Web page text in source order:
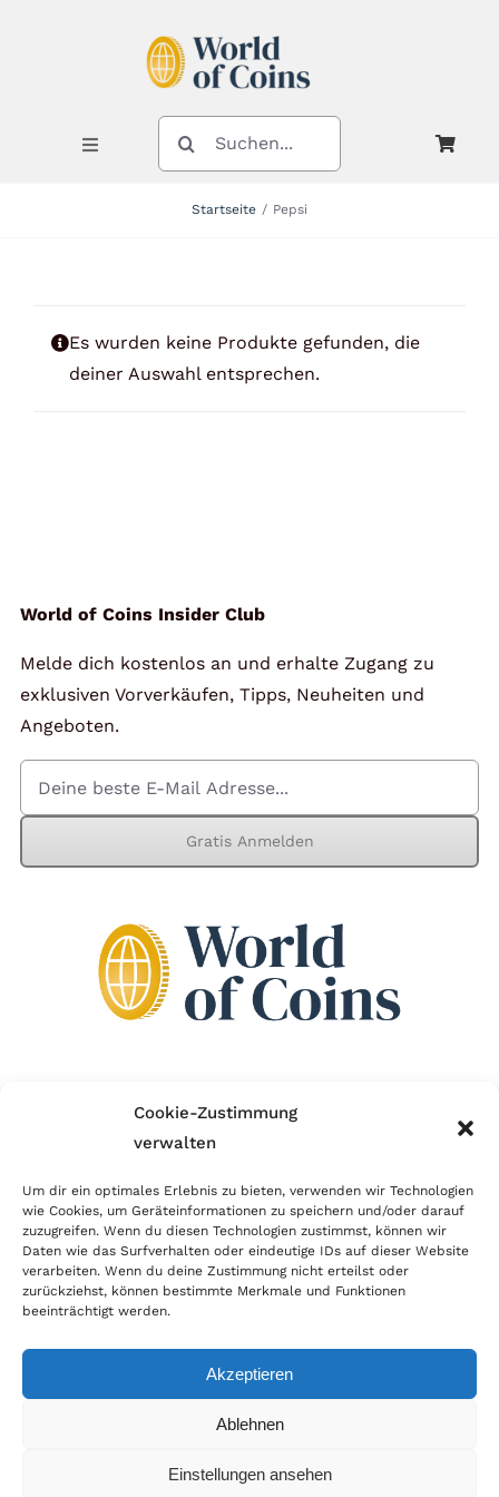
Cookie-Zustimmung
verwalten
Um dir ein optimales Erlebnis zu bieten, verwenden wir Technologien
wie Cookies, um Geräteinformationen zu speichern und/oder darauf
zuzugreifen. Wenn du diesen Technologien zustimmst, können wir
Daten wie das Surfverhalten oder eindeutige IDs auf dieser Website
verarbeiten. Wenn du deine Zustimmung nicht erteilst oder
zurückziehst, können bestimmte Merkmale und Funktionen
beeinträchtigt werden.
Akzeptieren
Ablehnen
Einstellungen ansehen
Toggle
Navigation
Kontakt
Mein Konto
Warenkorb
SUCHE
NACH:
Startseite Pepsi
Es wurden keine Produkte gefunden, die
deiner Auswahl entsprechen.
World of Coins Insider Club
Melde dich kostenlos an und erhalte Zugang zu
exklusiven Vorverkäufen, Tipps, Neuheiten und
Angeboten.
Gratis Anmelden
Wir sind Mitglied im Händlerbund!
erfolgreichen E-Commerce ein. Auch wir sind wie
viele Onlineshops im Netz Mitglied im Händlerbund
und unterstützen fairen Onlinehandel.
© Copyright 2026 | World of Coins |Impressum|Datenschutz|Cookie
|Zahlung & Versand